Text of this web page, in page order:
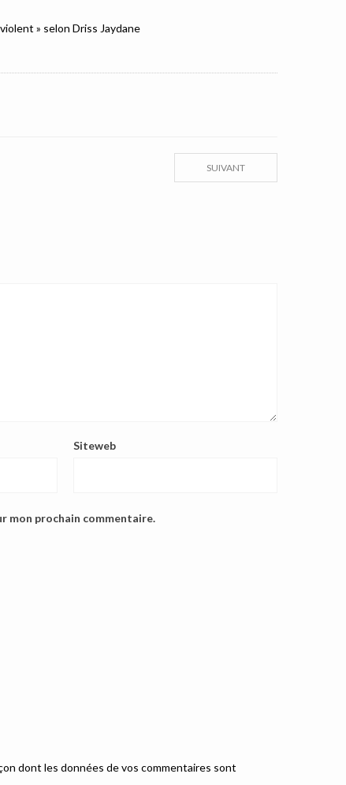
» selon Driss Jaydane
SUIVANT
Siteweb
mon prochain commentaire.
dont les données de vos commentaires sont